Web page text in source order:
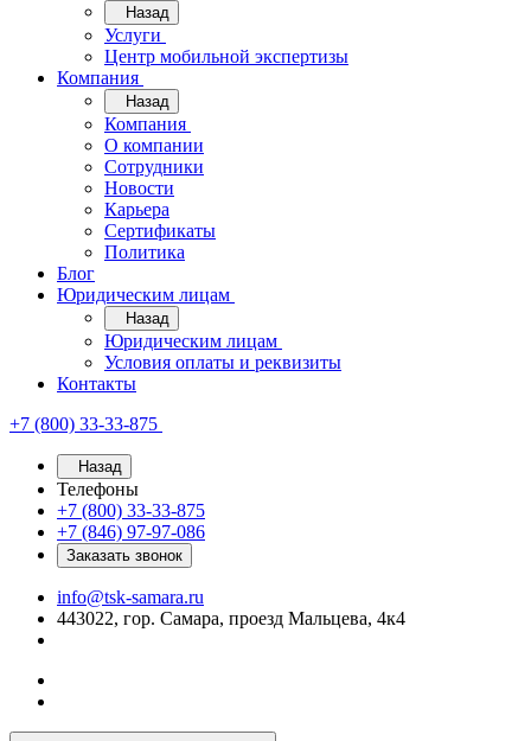
Назад
Услуги
Центр мобильной экспертизы
Компания
Назад
Компания
О компании
Сотрудники
Новости
Карьера
Сертификаты
Политика
Блог
Юридическим лицам
Назад
Юридическим лицам
Условия оплаты и реквизиты
Контакты
+7 (800) 33-33-875
Назад
Телефоны
+7 (800) 33-33-875
+7 (846) 97-97-086
Заказать звонок
info@tsk-samara.ru
443022, гор. Самара, проезд Мальцева, 4к4